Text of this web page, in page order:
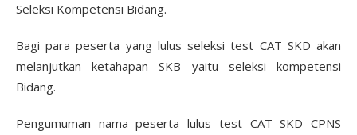
Seleksi Kompetensi Bidang.
Bagi para peserta yang lulus seleksi test CAT SKD akan
melanjutkan ketahapan SKB yaitu seleksi kompetensi
Bidang.
Pengumuman nama peserta lulus test CAT SKD CPNS